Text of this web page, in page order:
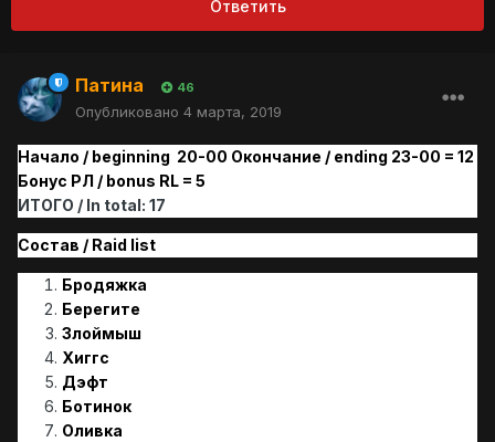
Ответить
Патина 46
Опубликовано 4 марта, 2019
Начало / beginning 20-00 Окончание / ending 23-00 = 12
Бонус РЛ / bonus RL = 5
ИТОГО / In total: 17
Состав / Raid list
Бродяжка
Берегите
Злоймыш
Хиггс
Дэфт
Ботинок
Оливка